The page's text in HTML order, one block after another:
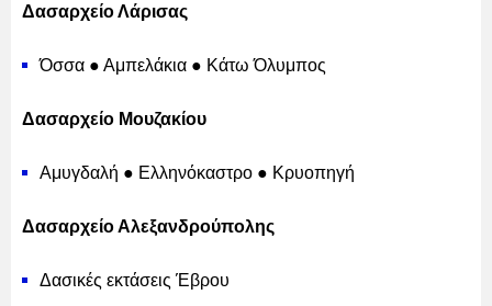
Δασαρχείο Λάρισας
Όσσα ● Αμπελάκια ● Κάτω Όλυμπος
Δασαρχείο Μουζακίου
Αμυγδαλή ● Ελληνόκαστρο ● Κρυοπηγή
Δασαρχείο Αλεξανδρούπολης
Δασικές εκτάσεις Έβρου